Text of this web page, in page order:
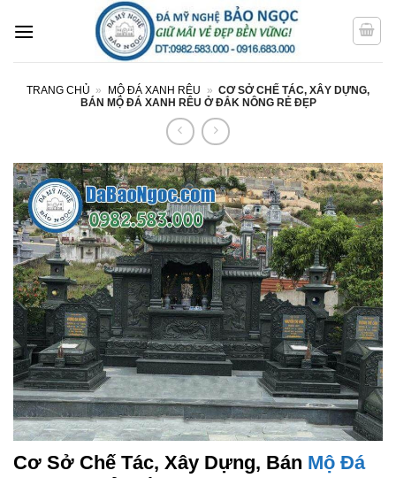
qua
TRANG CHỦ » MỘ ĐÁ XANH RÊU » CƠ SỞ CHẾ TÁC, XÂY DỰNG,
BÁN MỘ ĐÁ XANH RÊU Ở ĐẮK NÔNG RẺ ĐẸP
Cơ Sở Chế Tác, Xây Dựng, Bán Mộ Đá